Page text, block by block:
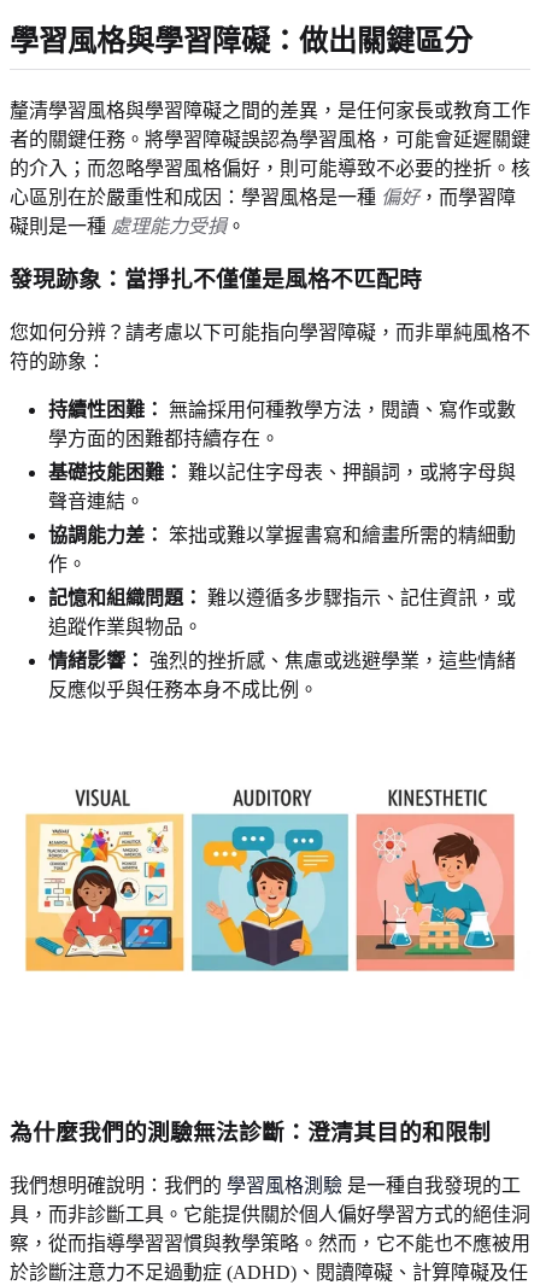
學習風格與學習障礙：做出關鍵區分
釐清學習風格與學習障礙之間的差異，是任何家長或教育工作
者的關鍵任務。將學習障礙誤認為學習風格，可能會延遲關鍵
的介入；而忽略學習風格偏好，則可能導致不必要的挫折。核
心區別在於嚴重性和成因：學習風格是一種 偏好，而學習障
礙則是一種 處理能力受損。
發現跡象：當掙扎不僅僅是風格不匹配時
您如何分辨？請考慮以下可能指向學習障礙，而非單純風格不
符的跡象：
持續性困難： 無論採用何種教學方法，閱讀、寫作或數
學方面的困難都持續存在。
基礎技能困難： 難以記住字母表、押韻詞，或將字母與
聲音連結。
協調能力差：
笨拙或難以掌握書寫和繪畫所需的精細動
作。
記憶和組織問題： 難以遵循多步驟指示、記住資訊，或
追蹤作業與物品。
情緒影響： 強烈的挫折感、焦慮或逃避學業，這些情緒
反應似乎與任務本身不成比例。
為什麼我們的測驗無法診斷：澄清其目的和限制
我們想明確說明：我們的 學習風格測驗 是一種自我發現的工
具，而非診斷工具。它能提供關於個人偏好學習方式的絕佳洞
察，從而指導學習習慣與教學策略。然而，它不能也不應被用
於診斷注意力不足過動症 (ADHD)、閱讀障礙、計算障礙及任